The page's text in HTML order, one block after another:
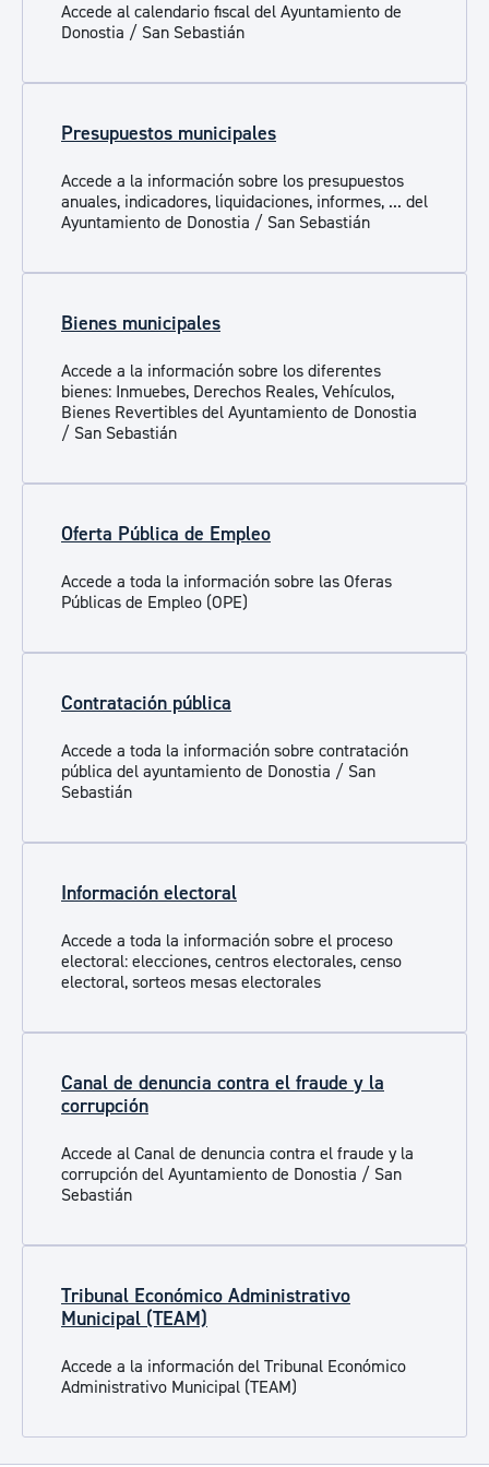
Accede al calendario fiscal del Ayuntamiento de
Donostia / San Sebastián
Presupuestos municipales
Accede a la información sobre los presupuestos
anuales, indicadores, liquidaciones, informes, ... del
Ayuntamiento de Donostia / San Sebastián
Bienes municipales
Accede a la información sobre los diferentes
bienes: Inmuebes, Derechos Reales, Vehículos,
Bienes Revertibles del Ayuntamiento de Donostia
/ San Sebastián
Oferta Pública de Empleo
Accede a toda la información sobre las Oferas
Públicas de Empleo (OPE)
Contratación pública
Accede a toda la información sobre contratación
pública del ayuntamiento de Donostia / San
Sebastián
Información electoral
Accede a toda la información sobre el proceso
electoral: elecciones, centros electorales, censo
electoral, sorteos mesas electorales
Canal de denuncia contra el fraude y la
corrupción
Accede al Canal de denuncia contra el fraude y la
corrupción del Ayuntamiento de Donostia / San
Sebastián
Tribunal Económico Administrativo
Municipal (TEAM)
Accede a la información del Tribunal Económico
Administrativo Municipal (TEAM)